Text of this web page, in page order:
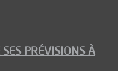
PRÉVISIONS À